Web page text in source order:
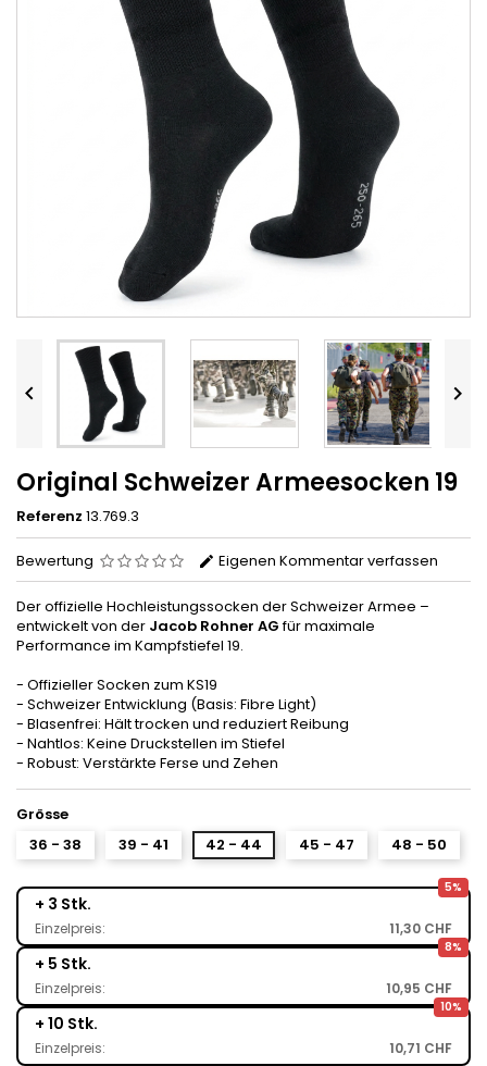
 
Original Schweizer Armeesocken 19
Referenz 13.769.3
Bewertung Eigenen Kommentar verfassen
Der offizielle Hochleistungssocken der Schweizer Armee –
entwickelt von der Jacob Rohner AGfür maximale
Performance im Kampfstiefel 19.
- Offizieller Socken zum KS19
- Schweizer Entwicklung (Basis: Fibre Light)
- Blasenfrei: Hält trocken und reduziert Reibung
- Nahtlos: Keine Druckstellen im Stiefel
- Robust: Verstärkte Ferse und Zehen
Grösse
36 - 38
39 - 41 42 - 44 45 - 47 48 - 50
5%
+ 3 Stk.
Einzelpreis: 11,30 CHF
8%
+ 5 Stk.
Einzelpreis: 10,95 CHF
10%
+ 10 Stk.
Einzelpreis: 10,71 CHF